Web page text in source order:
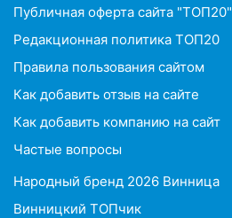
Публичная оферта сайта "ТОП20"
Редакционная политика ТОП20
Правила пользования сайтом
Как добавить отзыв на сайте
Как добавить компанию на сайт
Частые вопросы
Народный бренд 2026 Винница
Винницкий ТОПчик